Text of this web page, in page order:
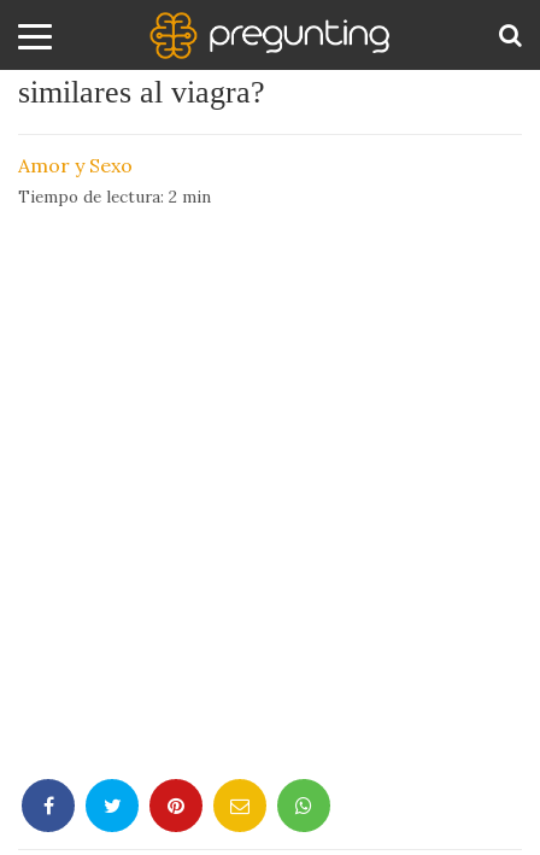
Amor
Sexo
Gastronomía
¿Es cierto que la sandía tiene efectos
similares al viagra?
Amor y Sexo
Tiempo de lectura: 2 min